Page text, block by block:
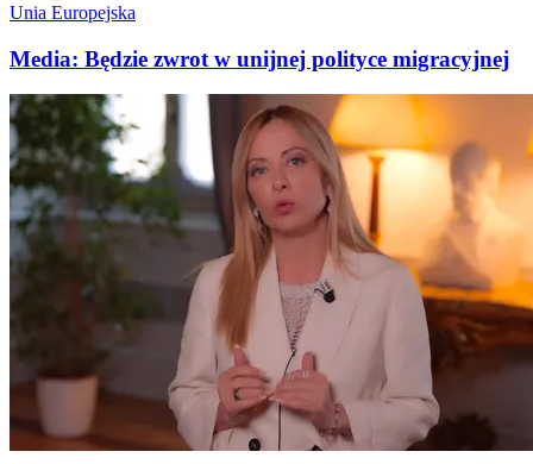
Unia Europejska
Media: Będzie zwrot w unijnej polityce migracyjnej